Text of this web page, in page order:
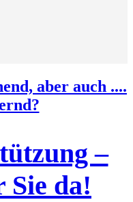
aber auch ....
–
da!